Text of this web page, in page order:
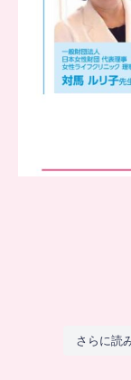
さらに読